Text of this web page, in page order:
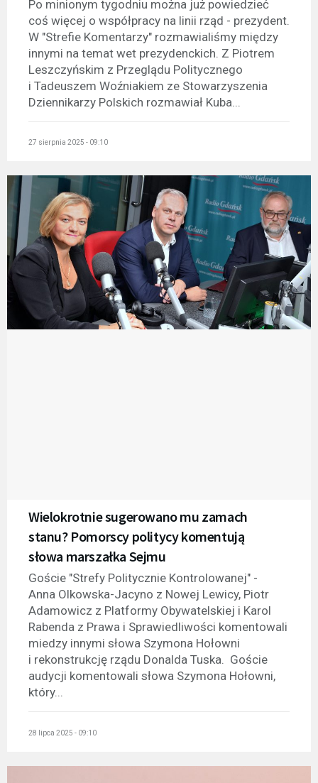
Po minionym tygodniu można już powiedzieć
coś więcej o współpracy na linii rząd - prezydent.
W "Strefie Komentarzy" rozmawialiśmy między
innymi na temat wet prezydenckich. Z Piotrem
Leszczyńskim z Przeglądu Politycznego
i Tadeuszem Woźniakiem ze Stowarzyszenia
Dziennikarzy Polskich rozmawiał Kuba...
27 sierpnia 2025 - 09:10
Wielokrotnie sugerowano mu zamach
stanu? Pomorscy politycy komentują
słowa marszałka Sejmu
Goście "Strefy Politycznie Kontrolowanej" -
Anna Olkowska-Jacyno z Nowej Lewicy, Piotr
Adamowicz z Platformy Obywatelskiej i Karol
Rabenda z Prawa i Sprawiedliwości komentowali
miedzy innymi słowa Szymona Hołowni
i rekonstrukcję rządu Donalda Tuska. Goście
audycji komentowali słowa Szymona Hołowni,
który...
28 lipca 2025 - 09:10